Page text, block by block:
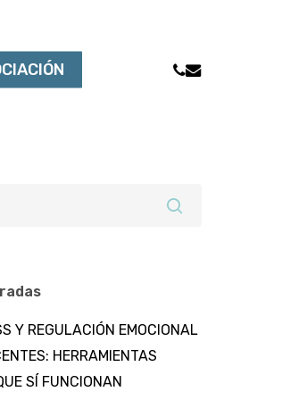
PHONE
EMAIL
Y REGULACIÓN EMOCIONAL
HERRAMIENTAS
SÍ FUNCIONAN